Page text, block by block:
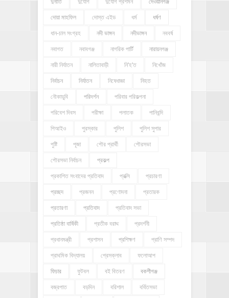
দুর্নীতি দুর্যোগ দুর্যোগ প্রশমন দেওয়ানগঞ্জ
দোয়া মাহফিল দোস্ত এইড ধর্ম ধর্ষণ
ধান-চাল সংগ্রহ নদী ভাঙ্গন নদীভাঙ্গন নববর্ষ
নবাগত নবাবগঞ্জ নাগরিক পার্টি নারায়নগঞ্জ
নারী নির্যাতন নালিতাবাড়ী নি'হ'ত নিখোঁজ
নির্বাচন নির্যাতন নিষেধাজ্ঞা নিহত
নৌকাডুবি পরিদর্শন পরিবার পরিকল্পনা
পরিবেশ দিবস পরীক্ষা পলাতক পানিবন্দি
পিআইও পুরস্কার পুলিশ পুলিশ সুপার
পুষ্টি পূজা পৌর প্রার্থী পৌরসভা
পৌরসভা নির্বাচন প্রকল্প
প্রকাশিত সংবাদের প্রতিবাদ প্রক্সি প্রচারণা
প্রচ্ছদ প্রজনন প্রণোদনা প্রতারক
প্রতারণা প্রতিবাদ প্রতিবাদ সভা
প্রতিষ্ঠা বার্ষিকী প্রতীক বরাদ্দ প্রদর্শনী
প্রধানমন্ত্রী প্রশাসন প্রশিক্ষণ প্রাণি সম্পদ
প্রাথমিক বিদ্যালয় প্রেসক্লাব ফলোআপ
ফিচার ফুটবল বই বিতরণ বকশীগঞ্জ
বজ্রপাত বড়দিন বরিশাল বর্ধিতসভা